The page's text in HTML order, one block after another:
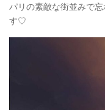
パリの素敵な街並みで
す♡